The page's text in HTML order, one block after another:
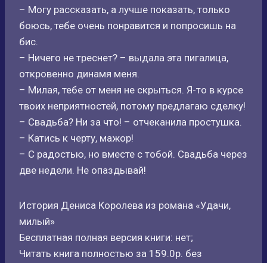
– Могу рассказать, а лучше показать, только
боюсь, тебе очень понравится и попросишь на
бис.
– Ничего не треснет? – выдала эта пигалица,
откровенно динамя меня.
– Милая, тебе от меня не скрыться. Я-то в курсе
твоих неприятностей, потому предлагаю сделку!
– Свадьба? Ни за что! – отчеканила простушка.
– Катись к черту, мажор!
– С радостью, но вместе с тобой. Свадьба через
две недели. Не опаздывай!
История Дениса Королева из романа «Удачи,
милый»
Бесплатная полная версия книги: нет;
Читать книга полностью за 159.0р. без